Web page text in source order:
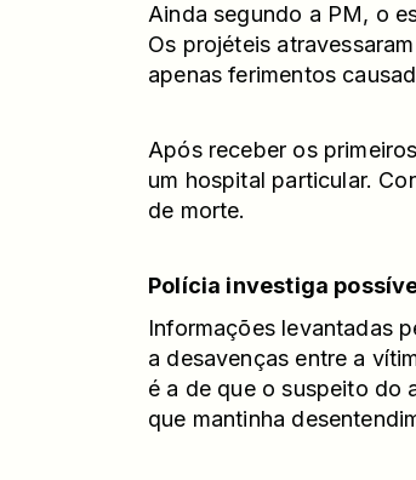
Ainda segundo a PM, o
Os projéteis
apenas ferimentos
Após receber os
um hospital particular.
de morte.
Polícia investiga
Informações levantadas
a desavenças entre a
é a de que o suspeito do
que mantinha